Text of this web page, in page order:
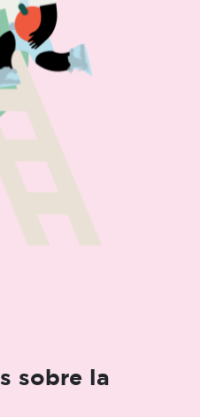
sobre la